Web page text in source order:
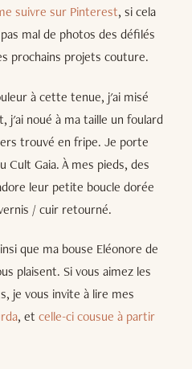
suivre sur Pinterest, si cela
mal de photos des défilés
prochains projets couture.
à cette tenue, j'ai misé
j'ai noué à ma taille un foulard
trouvé en fripe. Je porte
Cult Gaia. À mes pieds, des
leur petite boucle dorée
/ cuir retourné.
que ma bouse Eléonore de
plaisent. Si vous aimez les
je vous invite à lire mes
, et celle-ci cousue à partir